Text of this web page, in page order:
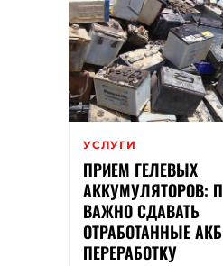
УСЛУГИ
ПРИЕМ ГЕЛЕВЫХ
АККУМУЛЯТОРОВ:
ВАЖНО СДАВАТЬ
ОТРАБОТАННЫЕ
ПЕРЕРАБОТКУ